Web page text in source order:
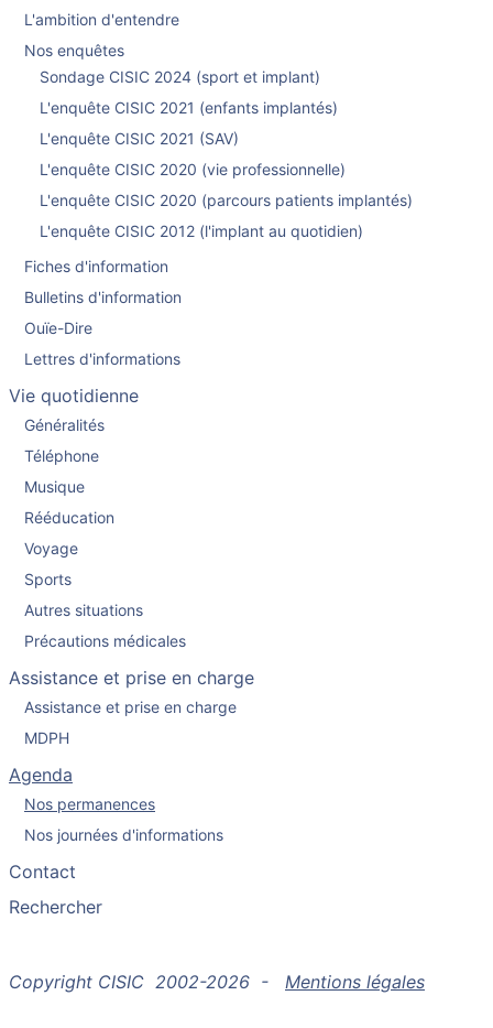
L'ambition d'entendre
Nos enquêtes
Sondage CISIC 2024 (sport et implant)
L'enquête CISIC 2021 (enfants implantés)
L'enquête CISIC 2021 (SAV)
L'enquête CISIC 2020 (vie professionnelle)
L'enquête CISIC 2020 (parcours patients implantés)
L'enquête CISIC 2012 (l'implant au quotidien)
Fiches d'information
Bulletins d'information
Ouïe-Dire
Lettres d'informations
Vie quotidienne
Généralités
Téléphone
Musique
Rééducation
Voyage
Sports
Autres situations
Précautions médicales
Assistance et prise en charge
Assistance et prise en charge
MDPH
Agenda
Nos permanences
Nos journées d'informations
Contact
Rechercher
Copyright CISIC 2002-2026 - Mentions légales